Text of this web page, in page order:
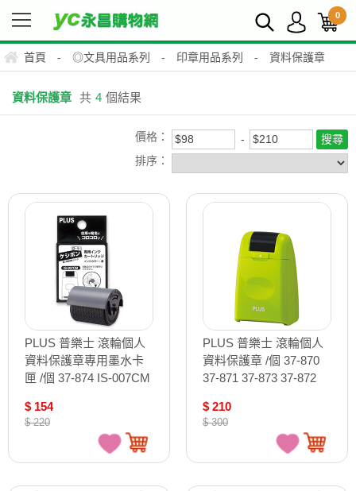
0
首頁 - ◎文具用品系列 - 印章用品系列 - 資料保護章
資料保護章 共 4 個結果
價格：
排序：
PLUS 普樂士 滾輪個人
資料保護章專用墨水卡
匣 /個 37-874 IS-007CM
$ 154
$ 220
PLUS 普樂士 滾輪個人
資料保護章 /個 37-870
37-871 37-873 37-872
$ 210
$ 300